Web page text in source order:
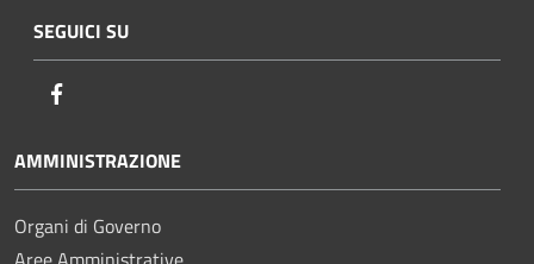
SEGUICI SU
AMMINISTRAZIONE
Organi di Governo